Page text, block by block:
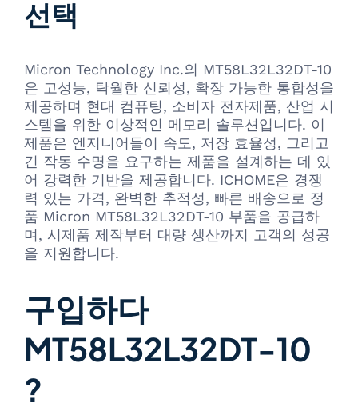
선택
Micron Technology Inc.의 MT58L32L32DT-10
은 고성능, 탁월한 신뢰성, 확장 가능한 통합성을
제공하며 현대 컴퓨팅, 소비자 전자제품, 산업 시
스템을 위한 이상적인 메모리 솔루션입니다. 이
제품은 엔지니어들이 속도, 저장 효율성, 그리고
긴 작동 수명을 요구하는 제품을 설계하는 데 있
어 강력한 기반을 제공합니다. ICHOME은 경쟁
력 있는 가격, 완벽한 추적성, 빠른 배송으로 정
품 Micron MT58L32L32DT-10 부품을 공급하
며, 시제품 제작부터 대량 생산까지 고객의 성공
을 지원합니다.
구입하다
MT58L32L32DT-10
?